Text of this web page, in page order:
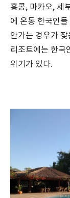
홍콩, 마카오, 세
에 온통 한국인
안가는 경우가
리조트에는 한국
위기가 있다.